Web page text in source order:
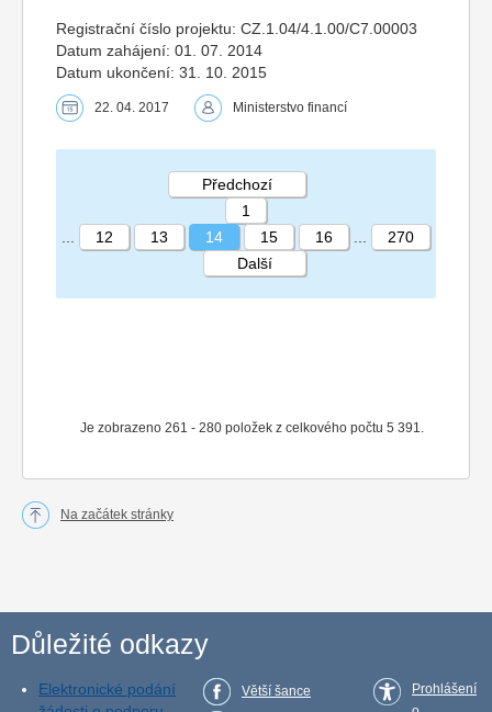
Registrační číslo projektu: CZ.1.04/4.1.00/C7.00003
Datum zahájení: 01. 07. 2014
Datum ukončení: 31. 10. 2015
22. 04. 2017 Ministerstvo financí
STRÁNKA 14 270
Je zobrazeno 261 - 280 položek z celkového počtu 5 391.
Předchozí
1
12 13 14 15 16
270
Další
Na začátek stránky
Důležité odkazy
Elektronické podání
Větší šance
Prohlášení